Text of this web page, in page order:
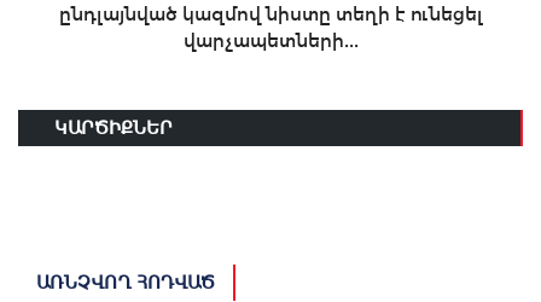
ընդլայնված կազմով նիստը տեղի է ունեցել
վարչապետների...
ԿԱՐԾԻՔՆԵՐ
ԱՌՆՉՎՈՂ ՀՈԴՎԱԾ